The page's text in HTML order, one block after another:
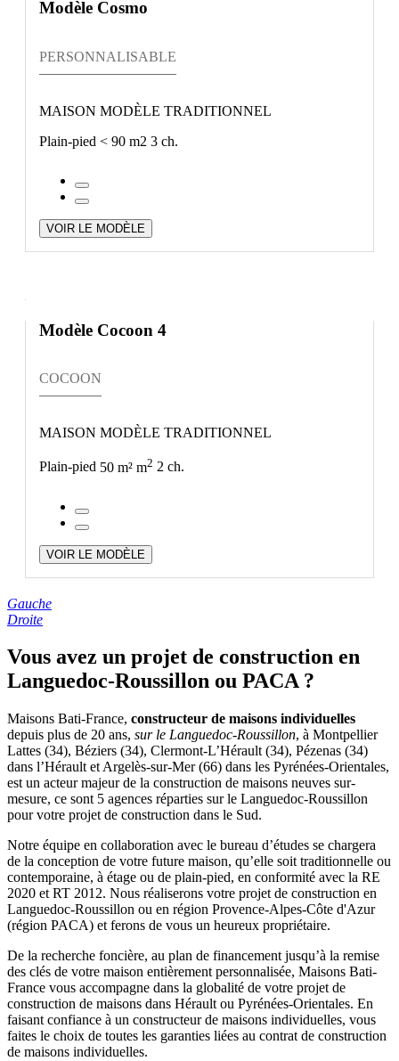
Modèle Cosmo
PERSONNALISABLE
MAISON MODÈLE TRADITIONNEL
Plain-pied < 90 m2 3 ch.
VOIR LE MODÈLE
Modèle Cocoon 4
COCOON
MAISON MODÈLE TRADITIONNEL
Plain-pied 50 m² m2 2 ch.
VOIR LE MODÈLE
Gauche
Droite
Vous avez un projet de construction en
Languedoc-Roussillon ou PACA ?
Maisons Bati-France, constructeur de maisons individuelles
depuis plus de 20 ans, sur le Languedoc-Roussillon, à Montpellier
Lattes (34), Béziers (34), Clermont-L’Hérault (34), Pézenas (34)
dans l’Hérault et Argelès-sur-Mer (66) dans les Pyrénées-Orientales,
est un acteur majeur de la construction de maisons neuves sur-
mesure, ce sont 5 agences réparties sur le Languedoc-Roussillon
pour votre projet de construction dans le Sud.
Notre équipe en collaboration avec le bureau d’études se chargera
de la conception de votre future maison, qu’elle soit traditionnelle ou
contemporaine, à étage ou de plain-pied, en conformité avec la RE
2020 et RT 2012. Nous réaliserons votre projet de construction en
Languedoc-Roussillon ou en région Provence-Alpes-Côte d'Azur
(région PACA) et ferons de vous un heureux propriétaire.
De la recherche foncière, au plan de financement jusqu’à la remise
des clés de votre maison entièrement personnalisée, Maisons Bati-
France vous accompagne dans la globalité de votre projet de
construction de maisons dans Hérault ou Pyrénées-Orientales. En
faisant confiance à un constructeur de maisons individuelles, vous
faites le choix de toutes les garanties liées au contrat de construction
de maisons individuelles.